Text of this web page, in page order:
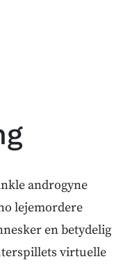
androgyne
lejemordere
en betydelig
virtuelle